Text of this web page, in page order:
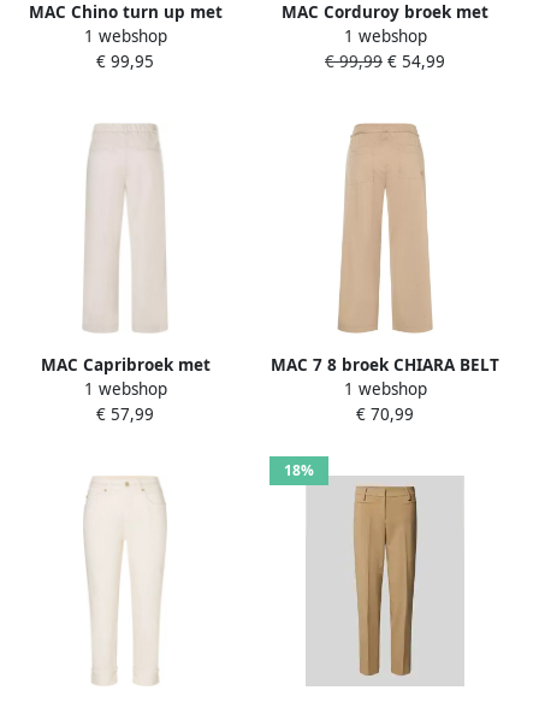
MAC Chino turn up met
subtiele glans elegant en
sportief tegelijk
1 webshop
€ 99,95
MAC Corduroy broek met
wijde pijpen en
steekzakken
1 webshop
€ 99,99 € 54,99
MAC Capribroek met
paspelzakken aan de
achterkant
1 webshop
€ 57,99
MAC 7 8 broek CHIARA BELT
cropped Wide Fit met
rechte wijde pijp
1 webshop
€ 70,99
18%